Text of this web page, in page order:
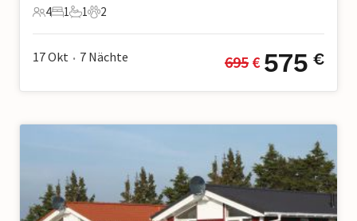
4 Gäste
4
1 Schlafzimmer
1
1 Badezimmer
1
2 Haustiere
2
17 Okt • 7 Nächte 695 € 575 €